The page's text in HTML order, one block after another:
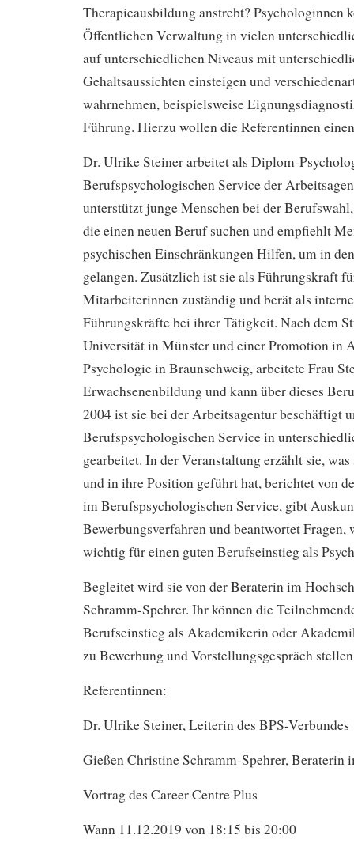
Therapieausbildung anstrebt? Psychologinnen
Öffentlichen Verwaltung in vielen
auf unterschiedlichen Niveaus mit
Gehaltsaussichten einsteigen und
wahrnehmen, beispielsweise
Führung. Hierzu wollen die Referentinnen
Dr. Ulrike Steiner arbeitet als Diplom-
Berufspsychologischen Service der
unterstützt junge Menschen bei der
die einen neuen Beruf suchen und empfiehlt
psychischen Einschränkungen Hilfen, um in
gelangen. Zusätzlich ist sie als Führungskraft
Mitarbeiterinnen zuständig und berät als
Führungskräfte bei ihrer Tätigkeit. Nach dem
Universität in Münster und einer Promotion in
Psychologie in Braunschweig, arbeitete Frau
Erwachsenenbildung und kann über dieses
2004 ist sie bei der Arbeitsagentur beschäftigt
Berufspsychologischen Service in
gearbeitet. In der Veranstaltung erzählt sie,
und in ihre Position geführt hat, berichtet von
im Berufspsychologischen Service, gibt
Bewerbungsverfahren und beantwortet Fragen,
wichtig für einen guten Berufseinstieg als
Begleitet wird sie von der Beraterin im
Schramm-Spehrer. Ihr können die
Berufseinstieg als Akademikerin oder
zu Bewerbung und Vorstellungsgespräch
Referentinnen:
Dr. Ulrike Steiner, Leiterin des BPS-Verbundes
Gießen Christine Schramm-Spehrer, Beraterin
Vortrag des Career Centre Plus
Wann 11.12.2019 von 18:15 bis 20:00